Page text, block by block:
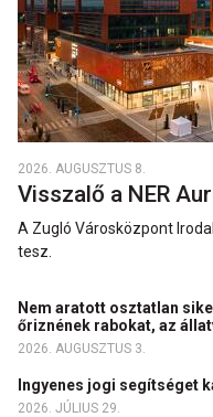
2026. AUGUSZTUS 8.
Visszalő a NER
A Zugló Városközpont
tesz.
Nem aratott osztatlan
őriznének rabokat, az
2026. AUGUSZTUS 3.
Ingyenes jogi segítséget
2026. JÚLIUS 29.